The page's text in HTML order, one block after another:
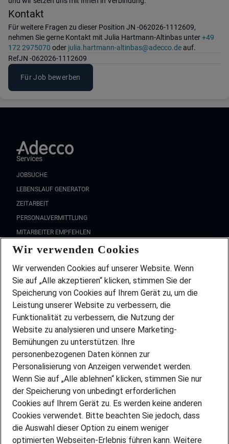
Kontakt
Für weitere Fragen zu dieser Position JN -062026-1112609,
nehmen Sie gerne Kontakt mit Julia Hartmann-Altinbas unter+49
172 2975070 oder julia.hartmann-altinbas@adecco.deauf.
RefJN -062026-1112609
Für Job bewerben
Services
JOBSUCHE
LEBENSLAUF GENERATOR
ZEITARBEIT
PERSONALVERMITTLUNG
MITARBEITER EMPFEHLEN
FAQ
Wir stellen ein!
DEINE BERUFSGRUPPE
DEINE LEBENSSITUATION
PARTNERSHIP WITH AIRBUS
INITIATIV BEWERBEN
ÜBER UNS
STANDORTE
BLOG
PRESSE
KONTAKT
Wir verwenden Cookies
Wir verwenden Cookies auf unserer Website. Wenn
Sie auf „Alle akzeptieren“ klicken, stimmen Sie der
Speicherung von Cookies auf Ihrem Gerät zu, um die
Leistung unserer Website zu verbessern, die
Funktionalität zu verbessern, die Nutzung der
Website zu analysieren und unsere Marketing-
Bemühungen zu unterstützen. Ihre
personenbezogenen Daten können zur
Personalisierung von Anzeigen verwendet werden.
Wenn Sie auf „Alle ablehnen“ klicken, stimmen Sie nur
der Speicherung von unbedingt erforderlichen
Cookies auf Ihrem Gerät zu. Es werden keine anderen
Cookies verwendet. Bitte beachten Sie jedoch, dass
die Auswahl dieser Option zu einem weniger
optimierten Webseiten-Erlebnis führen kann. Weitere